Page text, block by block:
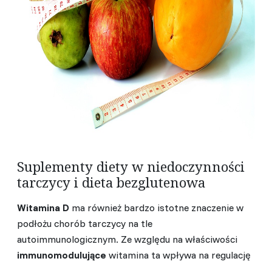
Suplementy diety w niedoczynności
tarczycy i dieta bezglutenowa
Witamina D ma również bardzo istotne znaczenie w
podłożu chorób tarczycy na tle
autoimmunologicznym. Ze względu na właściwości
immunomodulujące witamina ta wpływa na regulację